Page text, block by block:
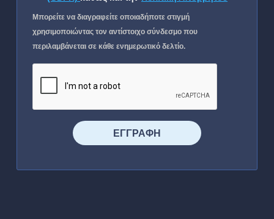
Μπορείτε να διαγραφείτε οποιαδήποτε στιγμή
χρησιμοποιώντας τον αντίστοιχο σύνδεσμο που
περιλαμβάνεται σε κάθε ενημερωτικό δελτίο.
⠀⠀⠀⠀ΕΓΓΡΑΦΗ⠀⠀⠀⠀